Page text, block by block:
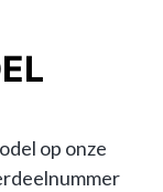
op onze